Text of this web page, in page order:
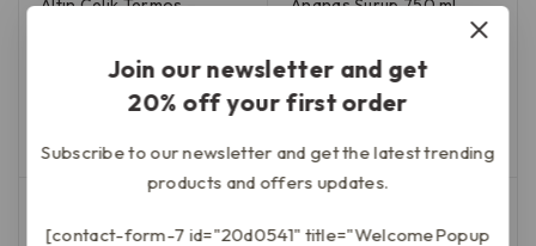
Altın Çelik Termos –
Ananas Şurup 750 ml
0
5
üzerinden
₺399,90
Sepete Ekle
Join our newsletter and get
20% off your first order
Subscribe to our newsletter and get the latest trending
products and offers updates.
[contact-form-7 id="20d0541" title="WelcomePopup